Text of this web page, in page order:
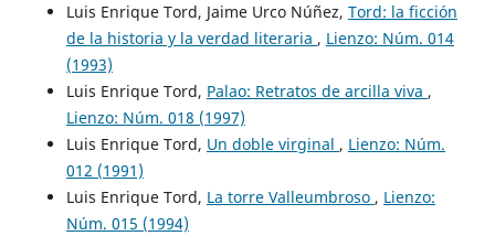
Luis Enrique Tord, Jaime Urco Núñez, Tord: la ficción
de la historia y la verdad literaria , Lienzo: Núm. 014
(1993)
Luis Enrique Tord, Palao: Retratos de arcilla viva ,
Lienzo: Núm. 018 (1997)
Luis Enrique Tord, Un doble virginal , Lienzo: Núm.
012 (1991)
Luis Enrique Tord, La torre Valleumbroso , Lienzo:
Núm. 015 (1994)